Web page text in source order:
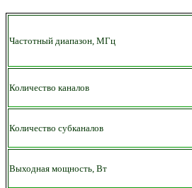
Частотный диапазон, МГц
Количество каналов
Количество субканалов
Выходная мощность, Вт